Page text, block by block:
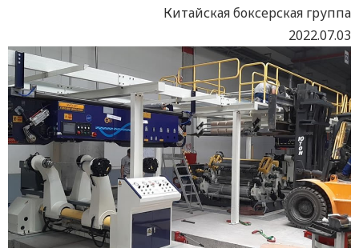
Китайская боксерская группа
2022.07.03